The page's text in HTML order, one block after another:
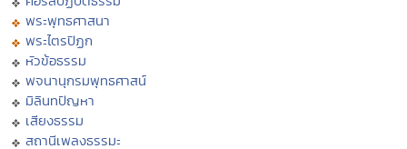
พระพุทธศาสนา
พระไตรปิฏก
หัวข้อธรรม
พจนานุกรมพุทธศาสน์
มิลินทปัญหา
เสียงธรรม
สถานีเพลงธรรมะ